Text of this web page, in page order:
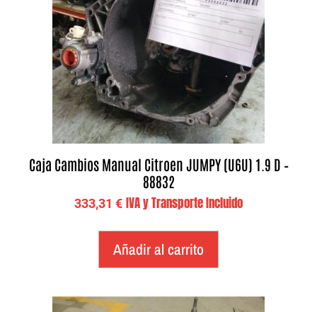
Caja Cambios Manual Citroen JUMPY (U6U) 1.9 D –
88832
333,31 € IVA y Transporte Incluido
Añadir al carrito